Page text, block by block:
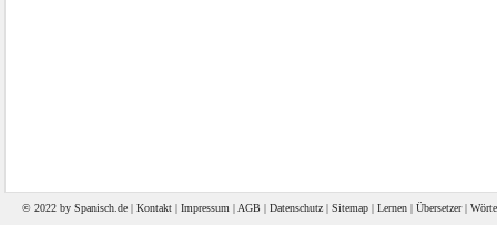
© 2022 by Spanisch .de | Kontakt | Impressum | AGB | Datenschutz | Sitemap | Lernen | Übersetzer|